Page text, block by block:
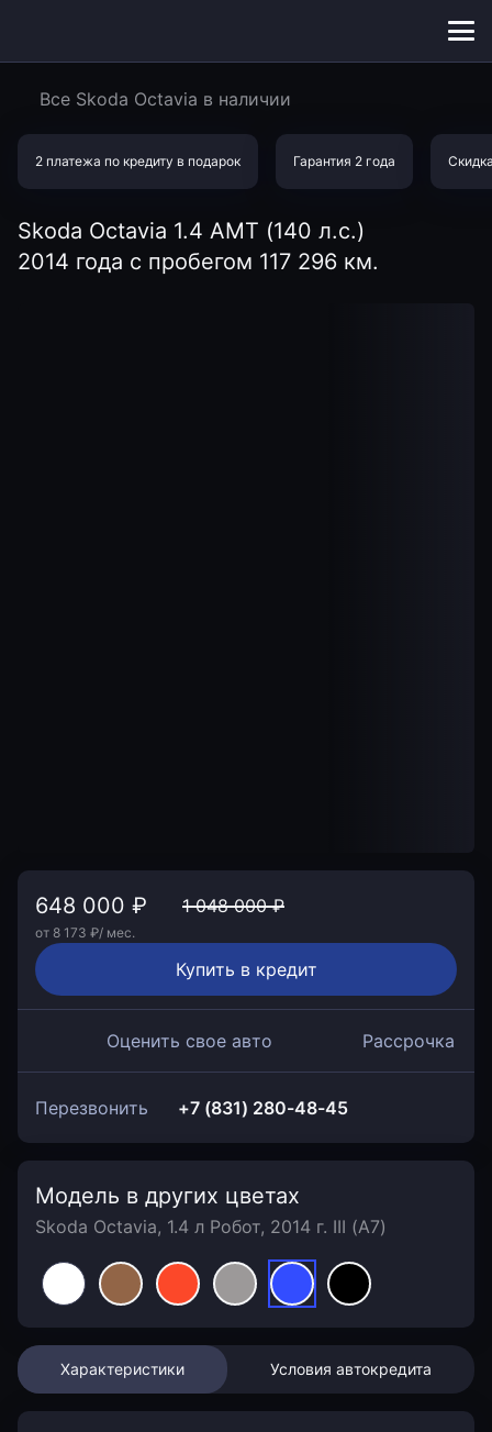
Все Skoda Octavia в наличии
2 платежа по кредиту в подарок Гарантия 2 года
Skoda Octavia 1.4 AMT (140 л.с.)
2014 года с пробегом 117 296 км.
648 000 ₽ 1 048 000 ₽
от 8 173 ₽/ мес.
Купить в кредит
Оценить свое авто Рассрочка
+7 (831) 280-48-45
Перезвонить
Модель в других цветах
Skoda Octavia, 1.4 л Робот, 2014 г. III (A7)
Характеристики Условия автокредита